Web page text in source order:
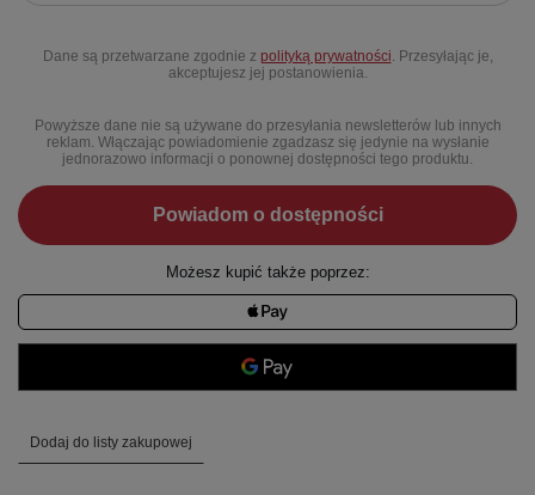
Dane są przetwarzane zgodnie z polityką prywatności . Przesyłając je,
akceptujesz jej postanowienia.
Powyższe dane nie są używane do przesyłania newsletterów lub innych
reklam. Włączając powiadomienie zgadzasz się jedynie na wysłanie
jednorazowo informacji o ponownej dostępności tego produktu.
Powiadom o dostępności
Możesz kupić także poprzez:
Dodaj do listy zakupowej